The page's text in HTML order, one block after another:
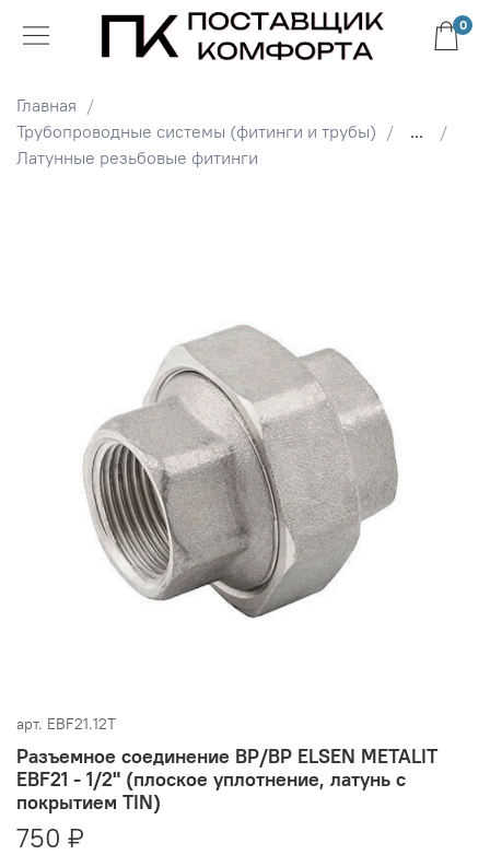
0
Главная
Трубопроводные системы (фитинги и трубы)
...
Латунные резьбовые фитинги
арт. EBF21.12T
Разъемное соединение ВР/ВР ELSEN METALIT
EBF21 - 1/2" (плоское уплотнение, латунь с
покрытием TIN)
750 ₽